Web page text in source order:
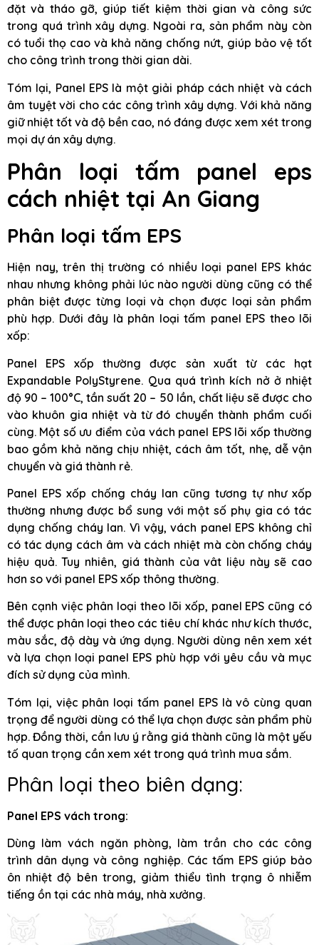
đặt và tháo gỡ, giúp tiết kiệm thời gian và công sức
trong quá trình xây dựng. Ngoài ra, sản phẩm này còn
có tuổi thọ cao và khả năng chống nứt, giúp bảo vệ tốt
cho công trình trong thời gian dài.
Tóm lại, Panel EPS là một giải pháp cách nhiệt và cách
âm tuyệt vời cho các công trình xây dựng. Với khả năng
giữ nhiệt tốt và độ bền cao, nó đáng được xem xét trong
mọi dự án xây dựng.
Phân loại tấm panel eps
cách nhiệt tại An Giang
Phân loại tấm EPS
Hiện nay, trên thị trường có nhiều loại panel EPS khác
nhau nhưng không phải lúc nào người dùng cũng có thể
phân biệt được từng loại và chọn được loại sản phẩm
phù hợp. Dưới đây là phân loại tấm panel EPS theo lõi
xốp:
Panel EPS xốp thường được sản xuất từ các hạt
Expandable PolyStyrene. Qua quá trình kích nở ở nhiệt
độ 90 – 100°C, tần suất 20 – 50 lần, chất liệu sẽ được cho
vào khuôn gia nhiệt và từ đó chuyển thành phẩm cuối
cùng. Một số ưu điểm của vách panel EPS lõi xốp thường
bao gồm khả năng chịu nhiệt, cách âm tốt, nhẹ, dễ vận
chuyển và giá thành rẻ.
Panel EPS xốp chống cháy lan cũng tương tự như xốp
thường nhưng được bổ sung với một số phụ gia có tác
dụng chống cháy lan. Vì vậy, vách panel EPS không chỉ
có tác dụng cách âm và cách nhiệt mà còn chống cháy
hiệu quả. Tuy nhiên, giá thành của vât liệu này sẽ cao
hơn so với panel EPS xốp thông thường.
Bên cạnh việc phân loại theo lõi xốp, panel EPS cũng có
thể được phân loại theo các tiêu chí khác như kích thước,
màu sắc, độ dày và ứng dụng. Người dùng nên xem xét
và lựa chọn loại panel EPS phù hợp với yêu cầu và mục
đích sử dụng của mình.
Tóm lại, việc phân loại tấm panel EPS là vô cùng quan
trọng để người dùng có thể lựa chọn được sản phẩm phù
hợp. Đồng thời, cần lưu ý rằng giá thành cũng là một yếu
tố quan trọng cần xem xét trong quá trình mua sắm.
Phân loại theo biên dạng:
Panel EPS vách trong:
Dùng làm vách ngăn phòng, làm trần cho các công
trình dân dụng và công nghiệp. Các tấm EPS giúp bảo
ôn nhiệt độ bên trong, giảm thiểu tình trạng ô nhiễm
tiếng ồn tại các nhà máy, nhà xưởng.